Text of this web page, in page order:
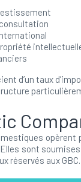
d’un taux
opèrent
sont
réservés aux GBC.